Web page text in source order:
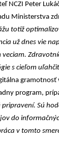
NCZI Peter
Ministerstva
totiž
už dnes vie
s cieľom
program,
pripravení. Sú
do
v tomto